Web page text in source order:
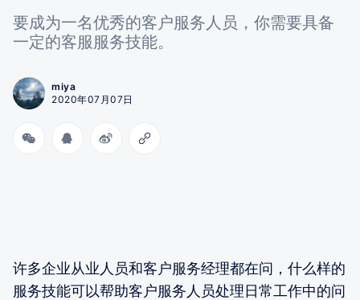
要成为一名优秀的客户服务人员，你需要具备
一定的客服服务技能。
miya
2020年07月07日
许多企业从业人员和客户服务经理都在问，什么样的
服务技能可以帮助客户服务人员处理日常工作中的问